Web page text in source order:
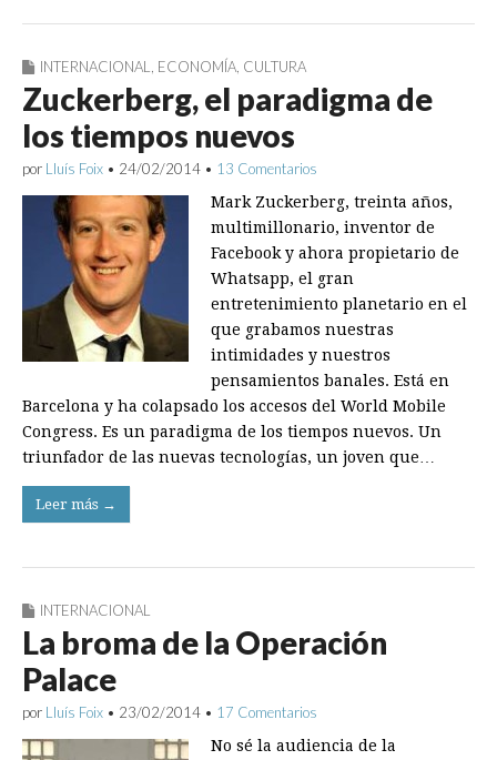
INTERNACIONAL ECONOMÍA CULTURA
Zuckerberg, el paradigma de
los tiempos nuevos
por Lluís Foix • 24/02/2014 • 13 Comentarios
Mark Zuckerberg, treinta años,
multimillonario, inventor de
Facebook y ahora propietario de
Whatsapp, el gran
entretenimiento planetario en el
que grabamos nuestras
intimidades y nuestros
pensamientos banales. Está en
Barcelona y ha colapsado los accesos del World Mobile
Congress. Es un paradigma de los tiempos nuevos. Un
triunfador de las nuevas tecnologías, un joven que…
Leer más →
INTERNACIONAL
La broma de la Operación
Palace
por Lluís Foix • 23/02/2014 • 17 Comentarios
No sé la audiencia de la